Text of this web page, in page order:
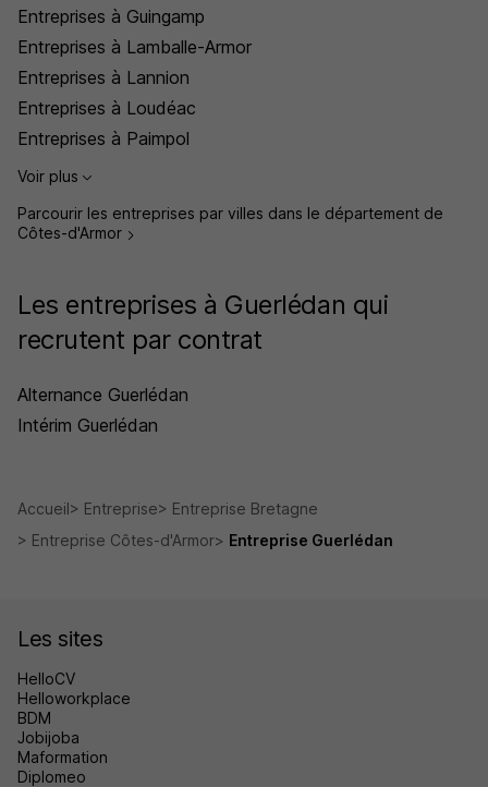
Entreprises à Guingamp
Entreprises à Lamballe-Armor
Entreprises à Lannion
Entreprises à Loudéac
Entreprises à Paimpol
Voir plus
Parcourir les entreprises par villes dans le département de
Côtes-d'Armor
Les entreprises à Guerlédan qui
recrutent par contrat
Alternance Guerlédan
Intérim Guerlédan
Accueil Entreprise
Entreprise Bretagne
Entreprise Côtes-d'Armor
Entreprise Guerlédan
Les sites
HelloCV
Helloworkplace
BDM
Jobijoba
Maformation
Diplomeo